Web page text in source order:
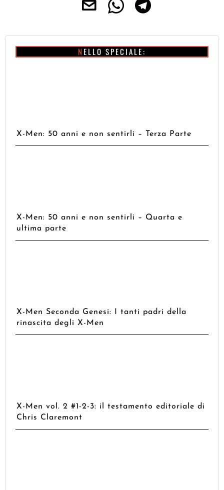
NELLO SPECIALE:
X-Men: 50 anni e non sentirli – Terza Parte
X-Men: 50 anni e non sentirli – Quarta e
ultima parte
X-Men Seconda Genesi: I tanti padri della
rinascita degli X-Men
X-Men vol. 2 #1-2-3: il testamento editoriale di
Chris Claremont